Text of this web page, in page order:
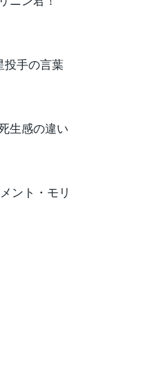
投手の言葉
生感の違い
ント・モリ